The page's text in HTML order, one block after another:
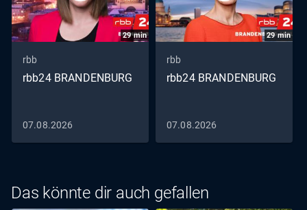
29min
rbb
rbb24 BRANDENBURG
07.08.2026
29min
rbb
rbb24 BRANDENBURG
07.08.2026
Das könnte dir auch gefallen